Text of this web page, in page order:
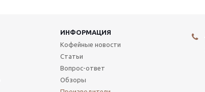
ИНФОРМАЦИЯ
Кофейные новости
Статьи
Вопрос-ответ
Обзоры